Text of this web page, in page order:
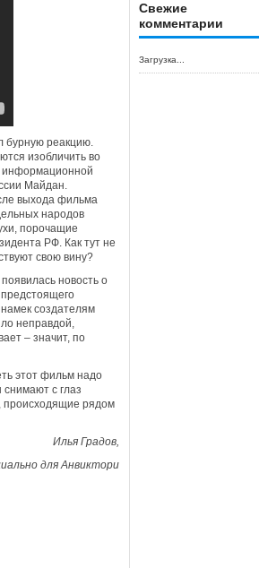
бурную реакцию.
изобличить во
информационной
Майдан.
выхода фильма
народов
порочащие
РФ. Как тут не
свою вину?
новость о
создателям
неправдой,
– значит, по
этот фильм надо
с глаз
происходящие рядом
Илья Градов,
для Анвиктори
Свежие
комментарии
Загрузка...